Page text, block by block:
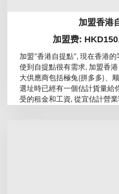
加盟香港
加盟费:
加盟”香港自提點”, 現在香港
使到自提點很有需求, 加盟香
大供應商包括極兔(拼多多)、
選址時已經有一個估計貨量給
受的租金和工資, 從宜估計營業